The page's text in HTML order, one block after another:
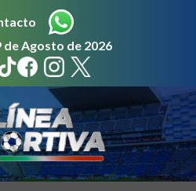
de Agosto de 2026